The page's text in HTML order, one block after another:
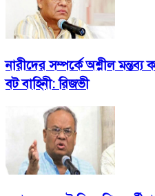
নারীদের সম্পর্কে অশ্লীল
বট বাহিনী: রিজভী